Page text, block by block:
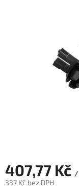
407,77 Kč /
337 Kč bez DPH